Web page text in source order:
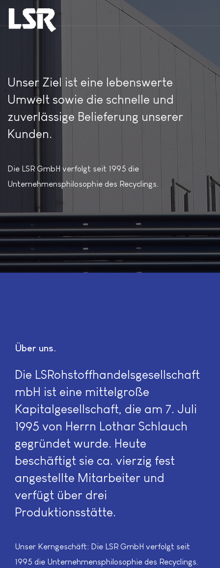
Unser Ziel ist eine lebenswerte
Umwelt sowie die schnelle und
zuverlässige Belieferung unserer
Kunden.
Die LSR GmbH verfolgt seit 1995 die
Unternehmensphilosophie des Recyclings.
Über uns
Die LSRohstoffhandelsgesellschaft
mbH ist eine mittelgroße
Kapitalgesellschaft, die am 7. Juli
1995 von Herrn Lothar Schlauch
gegründet wurde. Heute
beschäftigt sie ca. vierzig fest
angestellte Mitarbeiter und
verfügt über drei
Produktionsstätte.
Unser Kerngeschäft: Die LSR GmbH verfolgt seit
1995 die Unternehmensphilosophie des Recyclings.